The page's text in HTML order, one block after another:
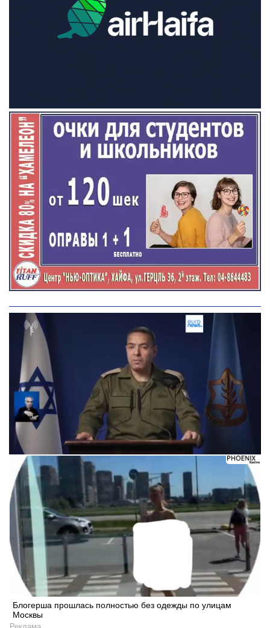
Блогерша прошлась полностью без одежды по улицам
Москвы